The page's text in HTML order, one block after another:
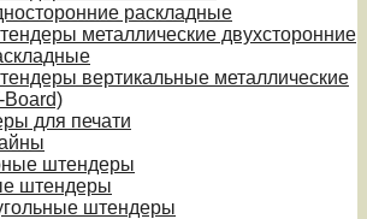
раскладные
металлические двухсторонние
вертикальные металлические
Board)
для печати
штендеры
штендеры
штендеры